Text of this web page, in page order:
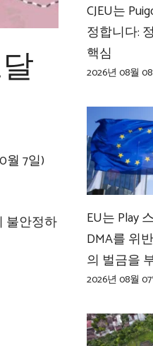
월 7일)
불안정하
CJEU는
정합니다:
핵심
2026년 08월
EU는 Play
DMA를 위
의 벌금을
2026년 08월